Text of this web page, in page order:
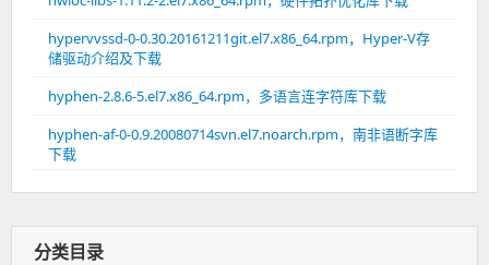
hypervvssd-0-0.30.20161211git.el7.x86_64.rpm，Hyper-V存
储驱动介绍及下载
hyphen-2.8.6-5.el7.x86_64.rpm，多语言连字符库下载
hyphen-af-0-0.9.20080714svn.el7.noarch.rpm，南非语断字库
下载
分类目录